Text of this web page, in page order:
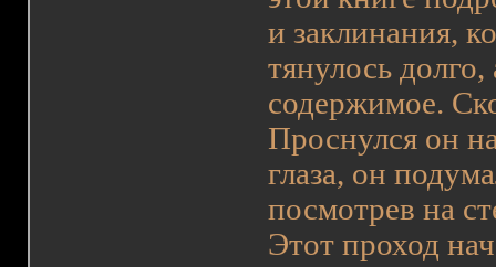
и заклинания,
тянулось
содержимое.
Проснулся он
глаза, он
посмотрев на
Этот проход